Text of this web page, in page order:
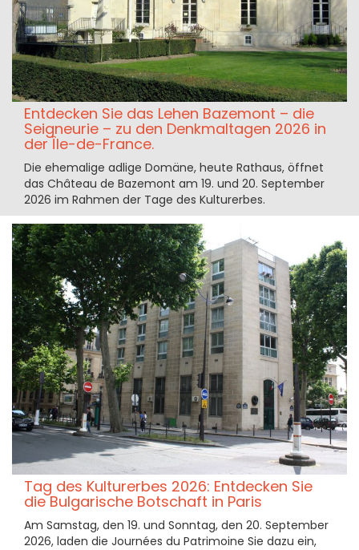
Entdecken Sie das Lehen Bazemont – die
Seigneurie – zu den Denkmaltagen 2026 in
der Île-de-France.
Die ehemalige adlige Domäne, heute Rathaus, öffnet
das Château de Bazemont am 19. und 20. September
2026 im Rahmen der Tage des Kulturerbes.
Tag des Kulturerbes 2026: Entdecken Sie
die Bulgarische Botschaft in Paris
Am Samstag, den 19. und Sonntag, den 20. September
2026, laden die Journées du Patrimoine Sie dazu ein,